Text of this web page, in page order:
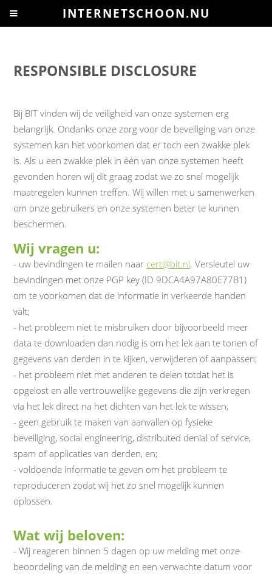
RESPONSIBLE DISCLOSURE
Bij BIT vinden wij de veiligheid van onze systemen erg
belangrĳk. Ondanks onze zorg voor de beveiliging van onze
systemen kan het voorkomen dat er toch een zwakke plek
is. Als u een zwakke plek in één van onze systemen heeft
gevonden horen wij dit graag zodat we zo snel mogelĳk
maatregelen kunnen treffen. Wij willen met u samenwerken
om onze gebruikers en onze systemen beter te kunnen
beschermen.
Wij vragen u:
- uw bevindingen te mailen naar cert@bit.nl. Versleutel uw
bevindingen met onze PGP key (ID 9DCA4A97A80E77B1)
om te voorkomen dat de informatie in verkeerde handen
valt;
- het probleem niet te misbruiken door bijvoorbeeld meer
data te downloaden dan nodig is om het lek aan te tonen of
gegevens van derden in te kijken, verwijderen of aanpassen;
- het probleem niet met anderen te delen totdat het is
opgelost en alle vertrouwelijke gegevens die zijn verkregen
via het lek direct na het dichten van het lek te wissen;
- geen gebruik te maken van aanvallen op fysieke
beveiliging, social engineering, distributed denial of service,
spam of applicaties van derden, en;
- voldoende informatie te geven om het probleem te
reproduceren zodat wij het zo snel mogelijk kunnen
oplossen.
Wat wij beloven:
- Wij reageren binnen 5 dagen op uw melding met onze
beoordeling van de melding en een verwachte datum voor
INTERNETSCHOON.NU